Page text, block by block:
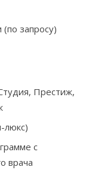
запросу)
Престиж,
люкс)
с
врача